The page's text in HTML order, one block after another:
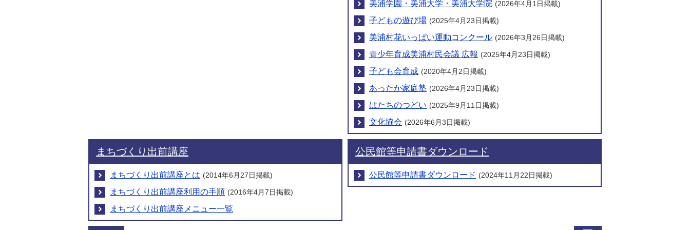
美浦学園・美浦大学・美浦大学院 (2026年4月1日掲載)
子どもの遊び場 (2025年4月23日掲載)
美浦村花いっぱい運動コンクール (2026年3月26日掲載)
青少年育成美浦村民会議 広報 (2025年4月23日掲載)
子ども会育成 (2020年4月2日掲載)
あったか家庭塾 (2026年4月23日掲載)
はたちのつどい (2025年9月11日掲載)
文化協会 (2026年6月3日掲載)
まちづくり出前講座
まちづくり出前講座とは (2014年6月27日掲載)
まちづくり出前講座利用の手順 (2016年4月7日掲載)
まちづくり出前講座メニュー一覧
公民館等申請書ダウンロード
公民館等申請書ダウンロード (2024年11月22日掲載)